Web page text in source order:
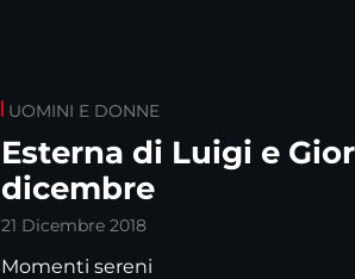
UOMINI E DONNE
Esterna di Luigi e
dicembre
21 Dicembre 2018
Momenti sereni